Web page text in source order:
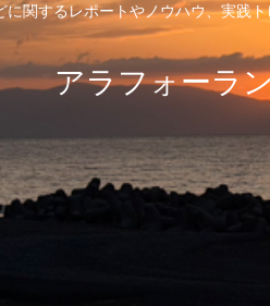
関するレポートやノウハウ、実践
アラフォーラ